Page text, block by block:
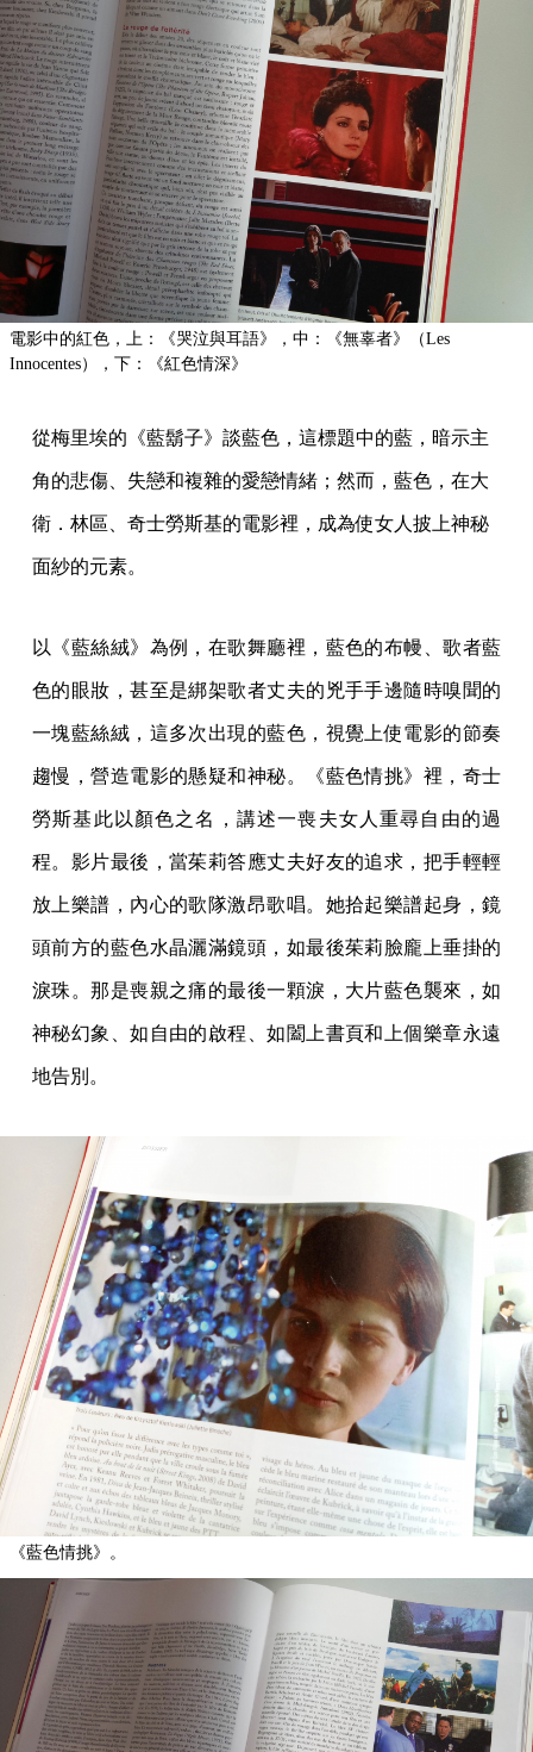
電影中的紅色，上：《哭泣與耳語》，中：《無辜者》（Les
Innocentes），下：《紅色情深》
從梅里埃的《藍鬍子》談藍色，這標題中的藍，暗示主
角的悲傷、失戀和複雜的愛戀情緒；然而，藍色，在大
衛．林區、奇士勞斯基的電影裡，成為使女人披上神秘
面紗的元素。
以《藍絲絨》為例，在歌舞廳裡，藍色的布幔、歌者藍
色的眼妝，甚至是綁架歌者丈夫的兇手手邊隨時嗅聞的
一塊藍絲絨，這多次出現的藍色，視覺上使電影的節奏
趨慢，營造電影的懸疑和神秘。《藍色情挑》裡，奇士
勞斯基此以顏色之名，講述一喪夫女人重尋自由的過
程。影片最後，當茱莉答應丈夫好友的追求，把手輕輕
放上樂譜，內心的歌隊激昂歌唱。她拾起樂譜起身，鏡
頭前方的藍色水晶灑滿鏡頭，如最後茱莉臉龐上垂掛的
淚珠。那是喪親之痛的最後一顆淚，大片藍色襲來，如
神秘幻象、如自由的啟程、如闔上書頁和上個樂章永遠
地告別。
《藍色情挑》。